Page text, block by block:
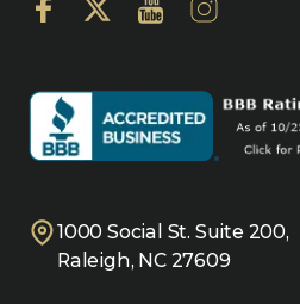
1000 Social St. Suite 200,
Raleigh, NC 27609